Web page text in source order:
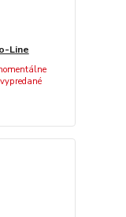
Line
vypredané